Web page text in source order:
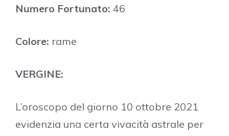
Numero Fortunato: 46
Colore: rame
VERGINE:
L’oroscopo del giorno 10 ottobre 2021
evidenzia una certa vivacità astrale per